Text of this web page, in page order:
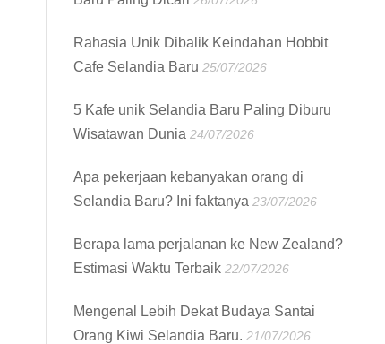
Rahasia Unik Dibalik Keindahan Hobbit
Cafe Selandia Baru 25/07/2026
5 Kafe unik Selandia Baru Paling Diburu
Wisatawan Dunia 24/07/2026
Apa pekerjaan kebanyakan orang di
Selandia Baru? Ini faktanya 23/07/2026
Berapa lama perjalanan ke New Zealand?
Estimasi Waktu Terbaik 22/07/2026
Mengenal Lebih Dekat Budaya Santai
Orang Kiwi Selandia Baru. 21/07/2026